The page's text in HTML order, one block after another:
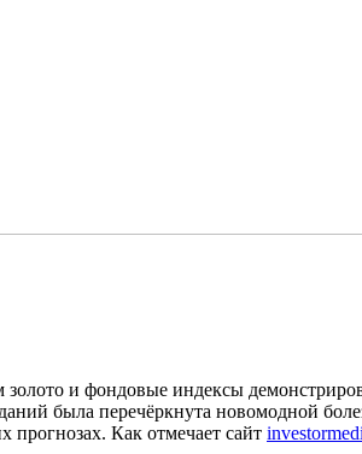
и фондовые индексы
была перечёркнута новомодной
прогнозах. Как отмечает сайт